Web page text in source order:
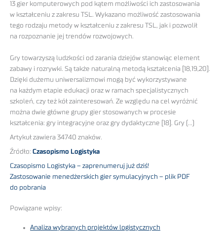
13 gier komputerowych pod kątem możliwości ich zastosowania
w kształceniu z zakresu TSL. Wykazano możliwość zastosowania
tego rodzaju metody w kształceniu z zakresu TSL, jak i pozwolił
na rozpoznanie jej trendów rozwojowych.
Gry towarzyszą ludzkości od zarania dziejów stanowiąc element
zabawy i rozrywki. Są także naturalną metodą kształcenia [18,19,20].
Dzięki dużemu uniwersalizmowi mogą być wykorzystywane
na każdym etapie edukacji oraz w ramach specjalistycznych
szkoleń, czy też kół zainteresowań. Ze względu na cel wyróżnić
można dwie główne grupy gier stosowanych w procesie
kształcenia: gry integracyjne oraz gry dydaktyczne [18]. Gry (…)
Artykuł zawiera 34740 znaków.
Źródło: Czasopismo Logistyka
Czasopismo Logistyka – zaprenumeruj już dziś!
Zastosowanie menedżerskich gier symulacyjnych – plik PDF
do pobrania
Powiązane wpisy:
Analiza wybranych projektów logistycznych